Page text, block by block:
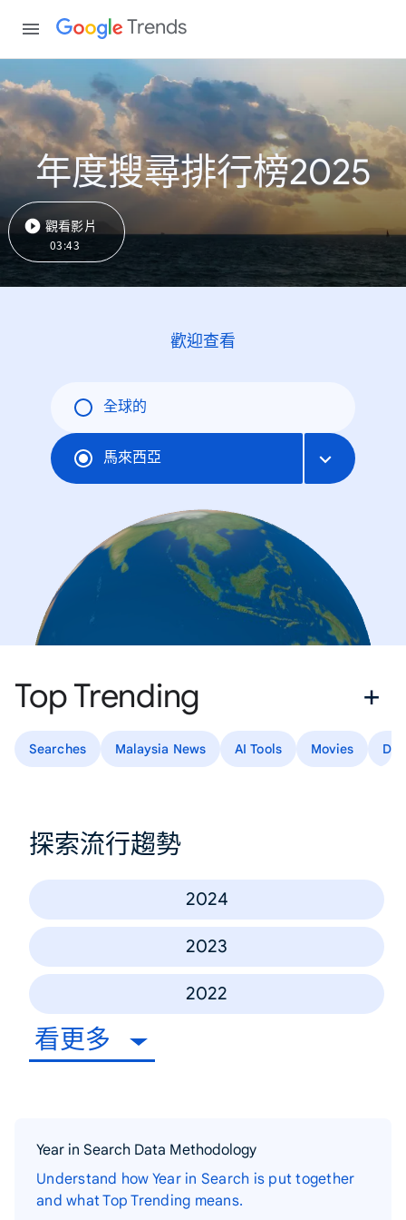
Trends
年度搜尋排行榜2025
觀看影片
03:43
歡迎查看
全球的
馬來西亞
Top Trending
Searches Malaysia News AI Tools Movies
探索流行趨勢
2024
2023
2022
看更多
Year in Search Data Methodology
Understand how Year in Search is put together
and what Top Trending means.